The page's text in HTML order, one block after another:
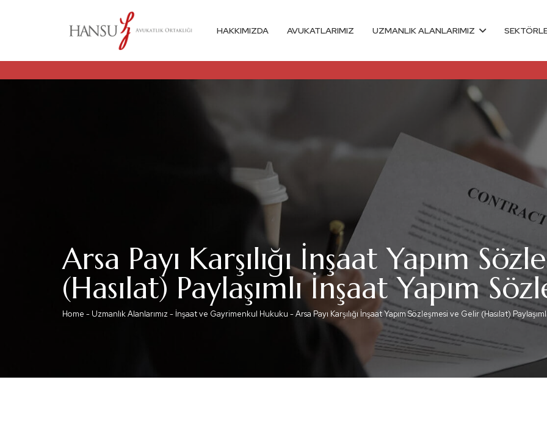
HAKKIMIZDA AVUKATLARIMIZ UZMANLIK ALANLARIMIZ
Arsa Payı Karşılığı İnşaat Yapım
(Hasılat) Paylaşımlı İnşaat Yapım
Home - Uzmanlık Alanlarımız - İnşaat ve Gayrimenkul Hukuku -Arsa Payı Karşılığı İnşaat Yapım Sözleşmesi ve Gelir (Hasılat)